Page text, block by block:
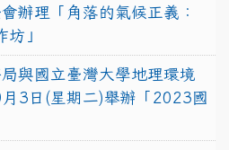
辦理「角落的氣候正義：
」
與國立臺灣大學地理環境
3日(星期二)舉辦「2023國